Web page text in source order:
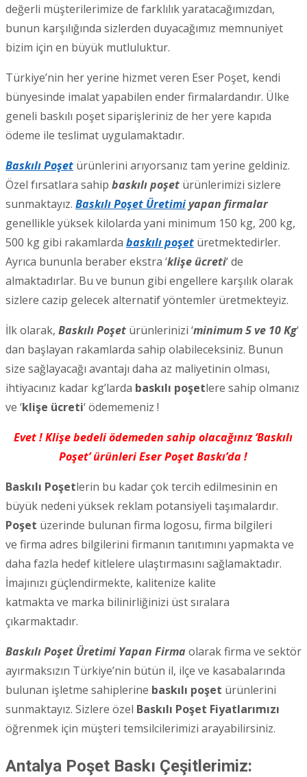
değerli müşterilerimize de farklılık yaratacağımızdan,
bunun karşılığında sizlerden duyacağımız memnuniyet
bizim için en büyük mutluluktur.
Türkiye’nin her yerine hizmet veren Eser Poşet, kendi
bünyesinde imalat yapabilen ender firmalardandır. Ülke
geneli baskılı poşet siparişleriniz de her yere kapıda
ödeme ile teslimat uygulamaktadır.
Baskılı Poşet ürünlerini arıyorsanız tam yerine geldiniz.
Özel fırsatlara sahip baskılı poşet ürünlerimizi sizlere
sunmaktayız. Baskılı Poşet Üretimi yapan firmalar
genellikle yüksek kilolarda yani minimum 150 kg, 200 kg,
500 kg gibi rakamlarda baskılı poşet üretmektedirler.
Ayrıca bununla beraber ekstra ‘klişe ücreti‘ de
almaktadırlar. Bu ve bunun gibi engellere karşılık olarak
sizlere cazip gelecek alternatif yöntemler üretmekteyiz.
İlk olarak, Baskılı Poşet ürünlerinizi ‘minimum 5 ve 10 Kg‘
dan başlayan rakamlarda sahip olabileceksiniz. Bunun
size sağlayacağı avantajı daha az maliyetinin olması,
ihtiyacınız kadar kg’larda baskılı poşetlere sahip olmanız
ve ‘klişe ücreti‘ ödememeniz !
Evet ! Klişe bedeli ödemeden sahip olacağınız ‘Baskılı
Poşet’ ürünleri Eser Poşet Baskı’da !
Baskılı Poşetlerin bu kadar çok tercih edilmesinin en
büyük nedeni yüksek reklam potansiyeli taşımalardır.
Poşet üzerinde bulunan firma logosu, firma bilgileri
ve firma adres bilgilerini firmanın tanıtımını yapmakta ve
daha fazla hedef kitlelere ulaştırmasını sağlamaktadır.
İmajınızı güçlendirmekte, kalitenize kalite
katmakta ve marka bilinirliğinizi üst sıralara
çıkarmaktadır.
Baskılı Poşet Üretimi Yapan Firma olarak firma ve sektör
ayırmaksızın Türkiye’nin bütün il, ilçe ve kasabalarında
bulunan işletme sahiplerine baskılı poşet ürünlerini
sunmaktayız. Sizlere özel Baskılı Poşet Fiyatlarımızı
öğrenmek için müşteri temsilcilerimizi arayabilirsiniz.
Antalya Poşet Baskı Çeşitlerimiz: